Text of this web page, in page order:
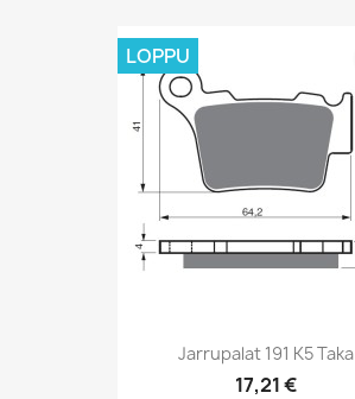
Jarrupalat 191 K5 Taka
17,21 €
LOPPU